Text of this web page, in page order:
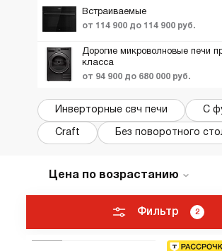
Аксессуары
Шоу-рум
Встраиваемые
от 114 900 до 114 900 руб.
Дорогие микроволновые печи
класса
от 94 900 до 680 000 руб.
Инверторные свч печи С
Craft Без поворотного
Цена по возрастанию
По популярности
ТОП лучших
Фильтр 2